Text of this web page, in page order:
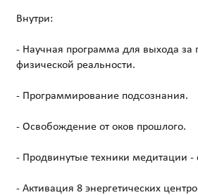
Внутри:
- Научная программа для выхода за
физической реальности.
- Программирование подсознания.
- Освобождение от оков прошлого.
- Продвинутые техники медитации -
- Активация 8 энергетических